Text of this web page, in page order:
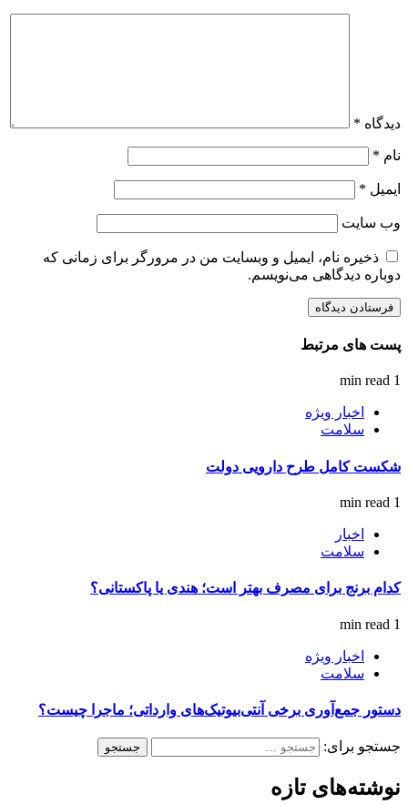
دیدگاه *
نام *
ایمیل *
وب‌ سایت
ذخیره نام، ایمیل و وبسایت من در مرورگر برای زمانی که
دوباره دیدگاهی می‌نویسم.
پست های مرتبط
1 min read
اخبار ویژه
سلامت
شکست کامل طرح دارویی دولت
1 min read
اخبار
سلامت
کدام برنج برای مصرف بهتر است؛ هندی یا پاکستانی؟
1 min read
اخبار ویژه
سلامت
دستور جمع‌آوری برخی آنتی‌بیوتیک‌های وارداتی؛ ماجرا چیست؟
جستجو برای:
نوشته‌های تازه